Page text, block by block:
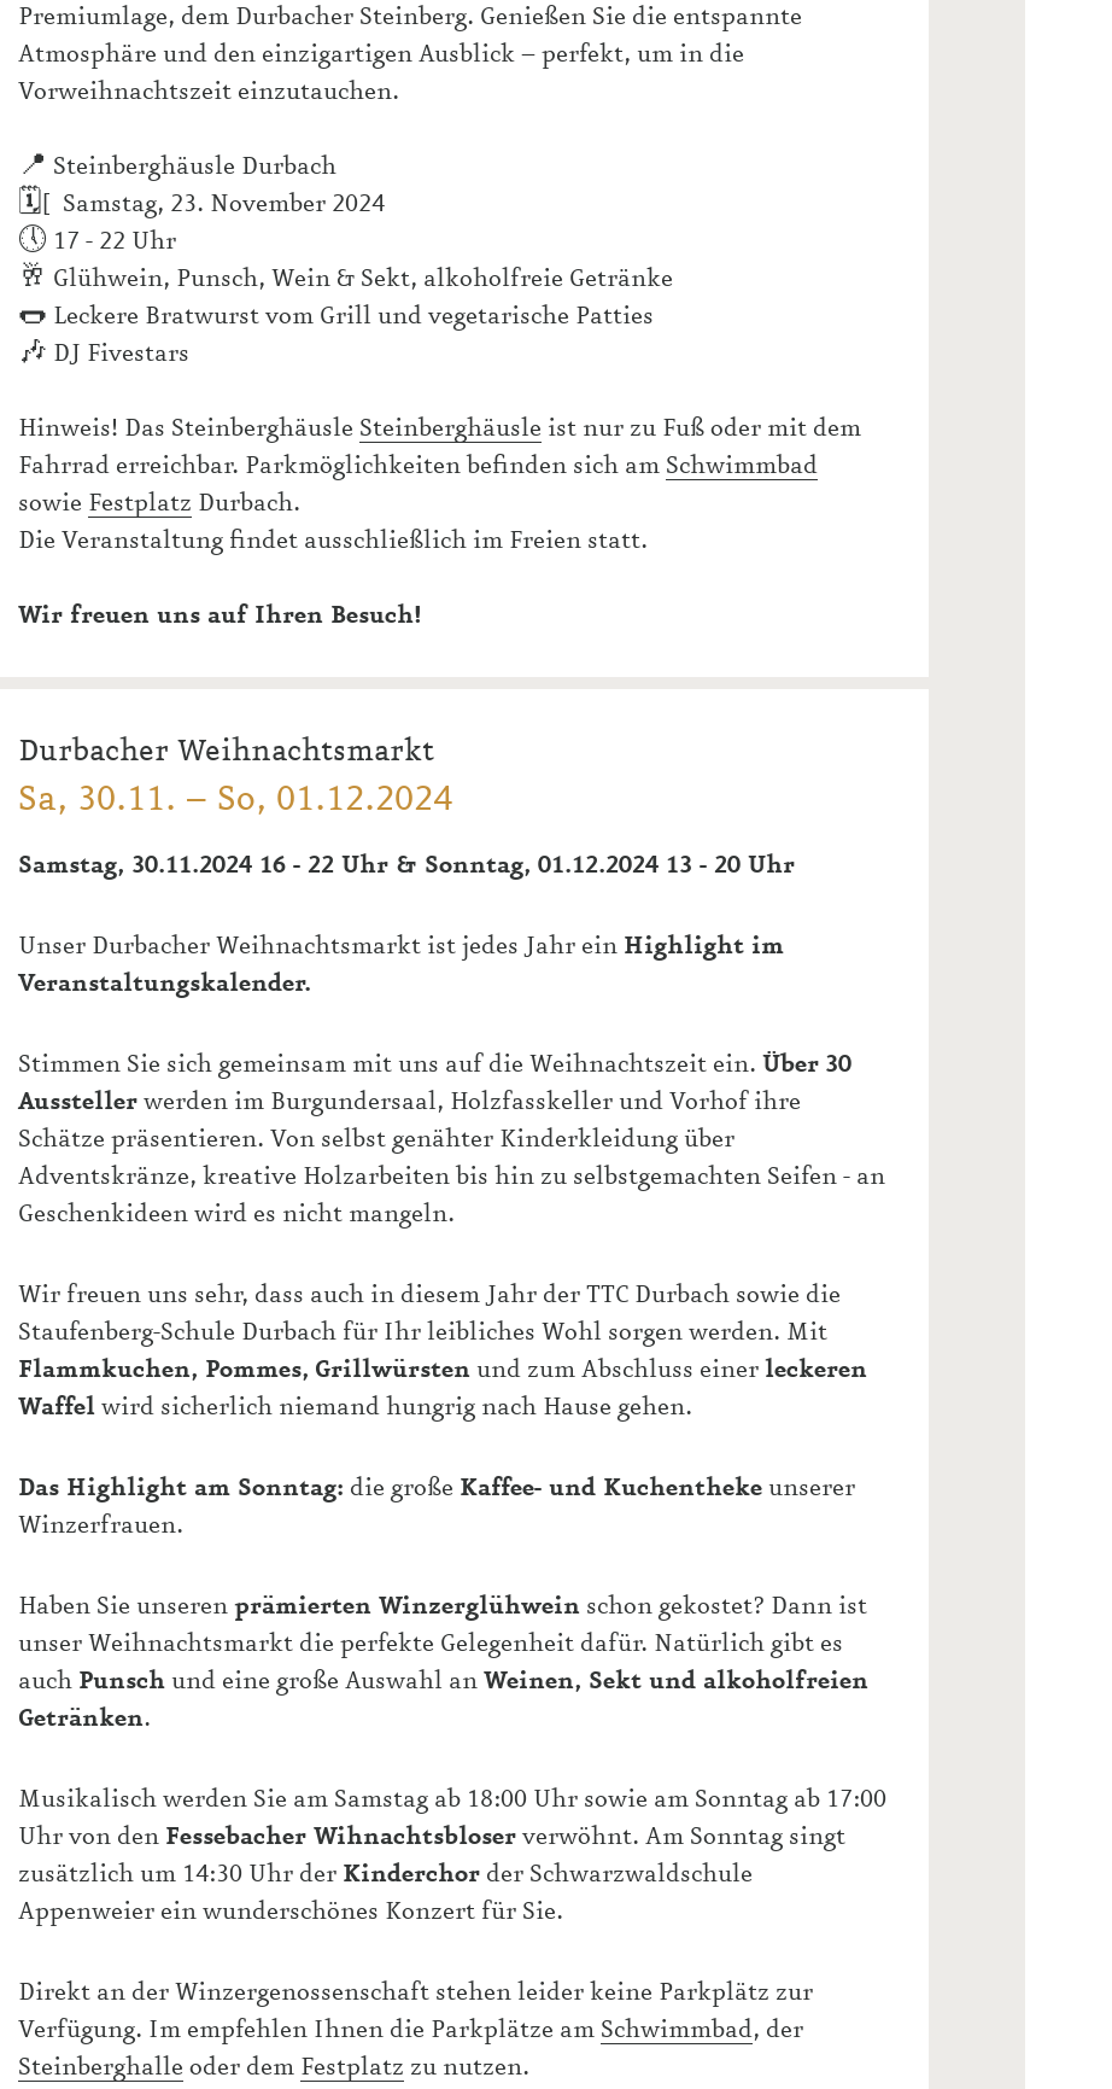
Premiumlage, dem Durbacher Steinberg. Genießen Sie die entspannte
Atmosphäre und den einzigartigen Ausblick – perfekt, um in die
Vorweihnachtszeit einzutauchen.
📍 Steinberghäusle Durbach
🗓[ Samstag, 23. November 2024
🕔 17 - 22 Uhr
🥂 Glühwein, Punsch, Wein & Sekt, alkoholfreie Getränke
🌭 Leckere Bratwurst vom Grill und vegetarische Patties
🎶 DJ Fivestars
Hinweis! Das Steinberghäusle Steinberghäusle ist nur zu Fuß oder mit dem
Fahrrad erreichbar. Parkmöglichkeiten befinden sich am Schwimmbad
sowie Festplatz Durbach.
Die Veranstaltung findet ausschließlich im Freien statt.
Wir freuen uns auf Ihren Besuch!
Durbacher Weihnachtsmarkt
Sa, 30.11. – So, 01.12.2024
Samstag, 30.11.2024 16 - 22 Uhr & Sonntag, 01.12.2024 13 - 20 Uhr
Unser Durbacher Weihnachtsmarkt ist jedes Jahr ein Highlight im
Veranstaltungskalender.
Stimmen Sie sich gemeinsam mit uns auf die Weihnachtszeit ein. Über 30
Aussteller werden im Burgundersaal, Holzfasskeller und Vorhof ihre
Schätze präsentieren. Von selbst genähter Kinderkleidung über
Adventskränze, kreative Holzarbeiten bis hin zu selbstgemachten Seifen - an
Geschenkideen wird es nicht mangeln.
Wir freuen uns sehr, dass auch in diesem Jahr der TTC Durbach sowie die
Staufenberg-Schule Durbach für Ihr leibliches Wohl sorgen werden. Mit
Flammkuchen, Pommes, Grillwürsten und zum Abschluss einer leckeren
Waffel wird sicherlich niemand hungrig nach Hause gehen.
Das Highlight am Sonntag: die große Kaffee- und Kuchentheke unserer
Winzerfrauen.
Haben Sie unseren prämierten Winzerglühwein schon gekostet? Dann ist
unser Weihnachtsmarkt die perfekte Gelegenheit dafür. Natürlich gibt es
auch Punsch und eine große Auswahl an Weinen, Sekt und alkoholfreien
Getränken.
Musikalisch werden Sie am Samstag ab 18:00 Uhr sowie am Sonntag ab 17:00
Uhr von den Fessebacher Wihnachtsbloser verwöhnt. Am Sonntag singt
zusätzlich um 14:30 Uhr der Kinderchor der Schwarzwaldschule
Appenweier ein wunderschönes Konzert für Sie.
Direkt an der Winzergenossenschaft stehen leider keine Parkplätz zur
Verfügung. Im empfehlen Ihnen die Parkplätze am Schwimmbad, der
Steinberghalle oder dem Festplatz zu nutzen.